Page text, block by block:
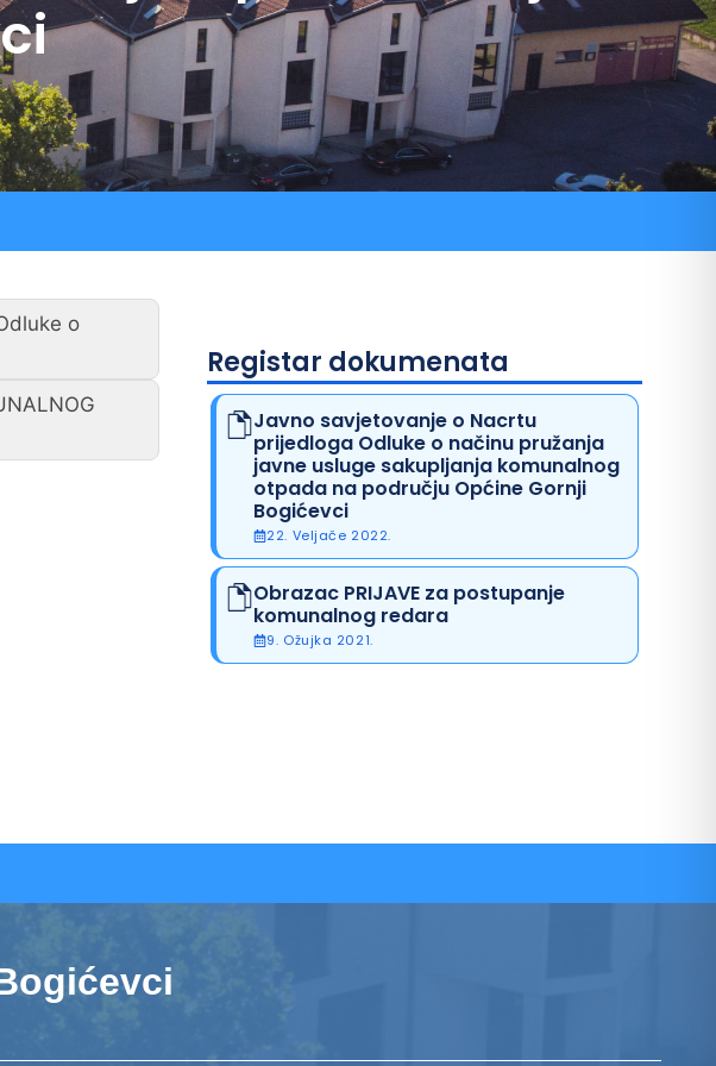
Javni pozivi
“Lan”
o
Registar dokumenata
Javno savjetovanje o Nacrtu
prijedloga Odluke o načinu pružanja
javne usluge sakupljanja komunalnog
otpada na području Općine Gornji
Bogićevci
22. Veljače 2022.
Obrazac PRIJAVE za postupanje
komunalnog redara
9. Ožujka 2021.